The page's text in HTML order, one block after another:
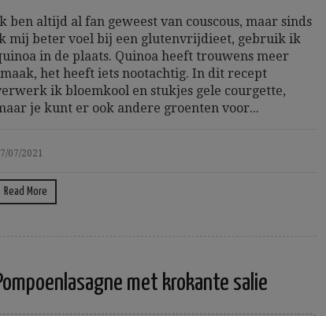
ben altijd al fan geweest van couscous, maar sinds
mij beter voel bij een glutenvrijdieet, gebruik ik
in de plaats. Quinoa heeft trouwens meer
het heeft iets nootachtig. In dit recept
ik bloemkool en stukjes gele courgette,
je kunt er ook andere groenten voor...
07/2021
Read More
met krokante salie